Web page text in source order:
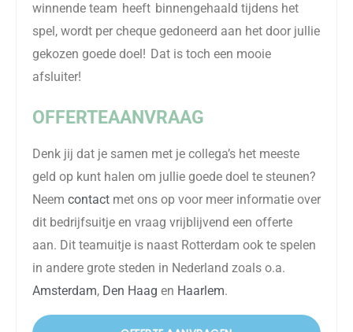
winnende team heeft binnengehaald tijdens het
spel, wordt per cheque gedoneerd aan het door jullie
gekozen goede doel! Dat is toch een mooie
afsluiter!
OFFERTEAANVRAAG
Denk jij dat je samen met je collega’s het meeste
geld op kunt halen om jullie goede doel te steunen?
Neem contact met ons op voor meer informatie over
dit bedrijfsuitje en vraag vrijblijvend een offerte
aan. Dit teamuitje is naast Rotterdam ook te spelen
in andere grote steden in Nederland zoals o.a.
Amsterdam, Den Haag en Haarlem.